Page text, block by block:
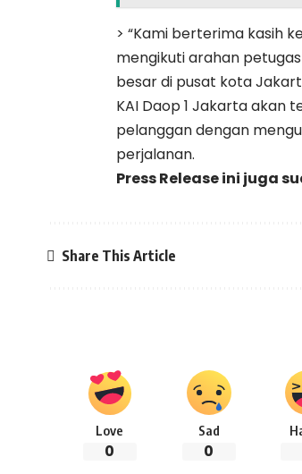
> “Kami berterima kasih
mengikuti arahan
besar di pusat kota
KAI Daop 1 Jakarta
pelanggan dengan
perjalanan.
Press Release ini juga
Share This Article
Love
0
Sad
0